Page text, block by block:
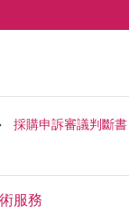
採購申訴審議判斷書
服務